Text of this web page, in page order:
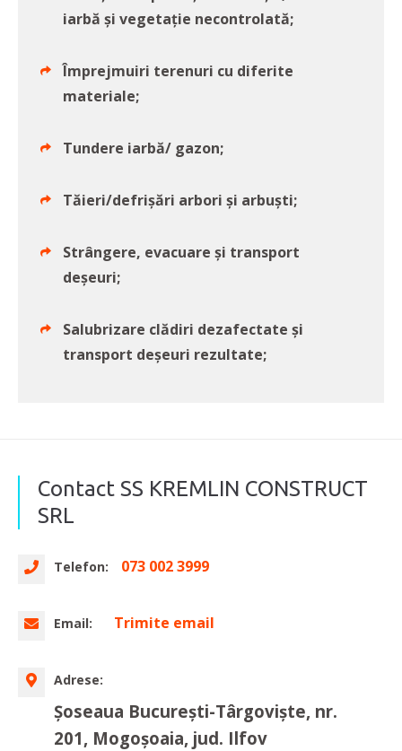
iarbă și vegetație necontrolată;
Împrejmuiri terenuri cu diferite
materiale;
Tundere iarbă/ gazon;
Tăieri/defrișări arbori și arbuști;
Strângere, evacuare și transport
deșeuri;
Salubrizare clădiri dezafectate și
transport deșeuri rezultate;
Contact SS KREMLIN CONSTRUCT
SRL
Telefon: 073 002 3999
Email: Trimite email
Adrese:
Șoseaua București-Târgoviște, nr.
201, Mogoșoaia, jud. Ilfov